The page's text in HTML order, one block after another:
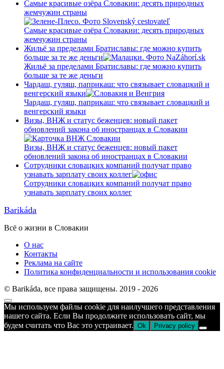
Самые красивые озёра Словакии: десять природных
жемчужин страны
Самые красивые озёра Словакии: десять природных
жемчужин страны
Жильё за пределами Братиславы: где можно купить
больше за те же деньги
Жильё за пределами Братиславы: где можно купить
больше за те же деньги
Чардаш, гуляш, паприкаш: что связывает словацкий и
венгерский языки
Чардаш, гуляш, паприкаш: что связывает словацкий и
венгерский языки
Визы, ВНЖ и статус беженцев: новый пакет
обновлений закона об иностранцах в Словакии
Визы, ВНЖ и статус беженцев: новый пакет
обновлений закона об иностранцах в Словакии
Сотрудники словацких компаний получат право
узнавать зарплату своих коллег
Сотрудники словацких компаний получат право
узнавать зарплату своих коллег
Barikáda
Всё о жизни в Словакии
О нас
Контакты
Реклама на сайте
Политика конфиденциальности и использования cookie
© Barikáda, все права защищены. 2019 - 2026
Прокрутка
к
верху
Мы используем файлы cookie для наилучшего представления
нашего сайта. Если Вы продолжите использовать сайт, мы
будем считать что Вас это устраивает. Ok Privacy policy